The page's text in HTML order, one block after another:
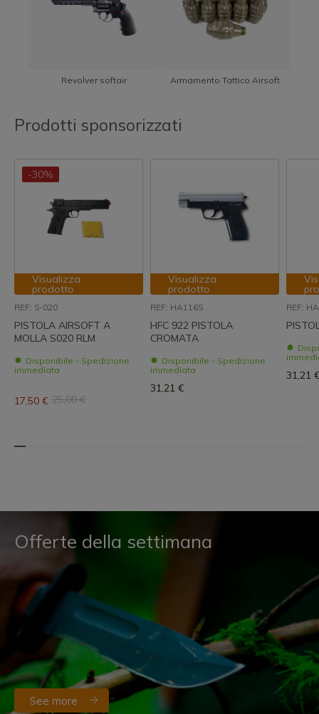
Revolver softair Armamento Tattico Airsoft
Prodotti sponsorizzati
-30%
Visualizza
prodotto
REF: S-020
PISTOLA AIRSOFT A
MOLLA S020 RLM
Disponibile - Spedizione
immediata
17,50 € 25,00 €
Visualizza
prodotto
REF: HA116S
HFC 922 PISTOLA
CROMATA
Disponibile - Spedizione
immediata
31,21 €
REF:
31,21
Offerte della settimana
See more